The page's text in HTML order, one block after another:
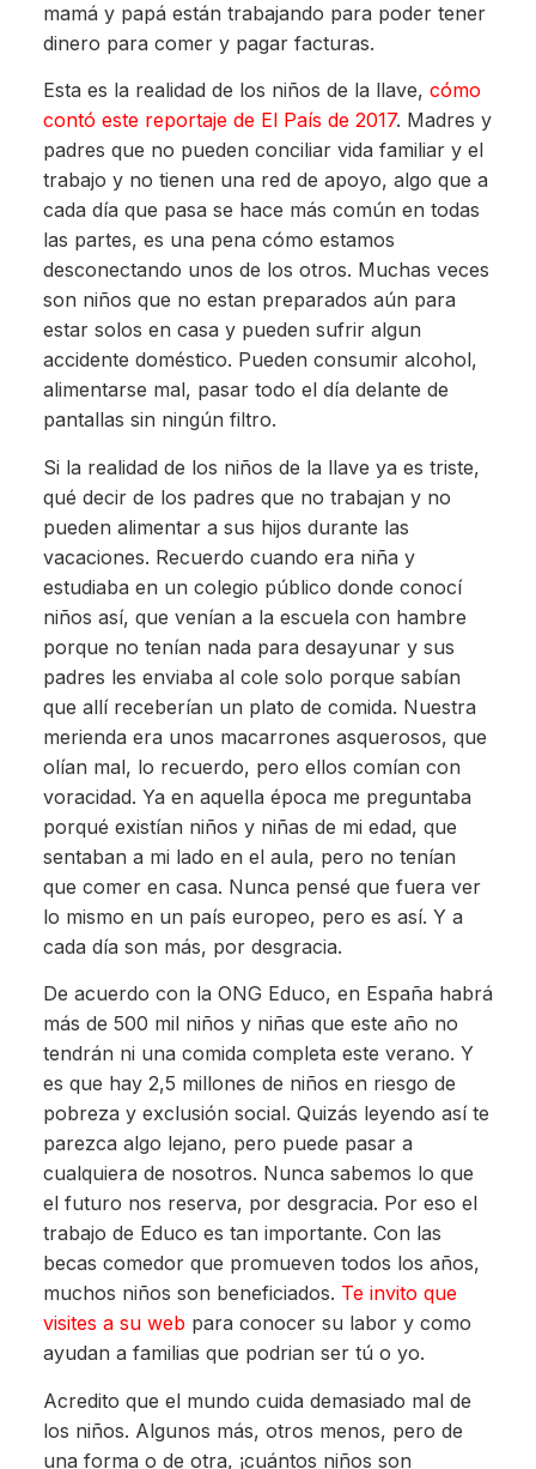
mamá y papá están trabajando para poder tener
dinero para comer y pagar facturas.
Esta es la realidad de los niños de la llave, cómo
contó este reportaje de El País de 2017. Madres y
padres que no pueden conciliar vida familiar y el
trabajo y no tienen una red de apoyo, algo que a
cada día que pasa se hace más común en todas
las partes, es una pena cómo estamos
desconectando unos de los otros. Muchas veces
son niños que no estan preparados aún para
estar solos en casa y pueden sufrir algun
accidente doméstico. Pueden consumir alcohol,
alimentarse mal, pasar todo el día delante de
pantallas sin ningún filtro.
Si la realidad de los niños de la llave ya es triste,
qué decir de los padres que no trabajan y no
pueden alimentar a sus hijos durante las
vacaciones. Recuerdo cuando era niña y
estudiaba en un colegio público donde conocí
niños así, que venían a la escuela con hambre
porque no tenían nada para desayunar y sus
padres les enviaba al cole solo porque sabían
que allí receberían un plato de comida. Nuestra
merienda era unos macarrones asquerosos, que
olían mal, lo recuerdo, pero ellos comían con
voracidad. Ya en aquella época me preguntaba
porqué existían niños y niñas de mi edad, que
sentaban a mi lado en el aula, pero no tenían
que comer en casa. Nunca pensé que fuera ver
lo mismo en un país europeo, pero es así. Y a
cada día son más, por desgracia.
De acuerdo con la ONG Educo, en España habrá
más de 500 mil niños y niñas que este año no
tendrán ni una comida completa este verano. Y
es que hay 2,5 millones de niños en riesgo de
pobreza y exclusión social. Quizás leyendo así te
parezca algo lejano, pero puede pasar a
cualquiera de nosotros. Nunca sabemos lo que
el futuro nos reserva, por desgracia. Por eso el
trabajo de Educo es tan importante. Con las
becas comedor que promueven todos los años,
muchos niños son beneficiados. Te invito que
visites a su web para conocer su labor y como
ayudan a familias que podrian ser tú o yo.
Acredito que el mundo cuida demasiado mal de
los niños. Algunos más, otros menos, pero de
una forma o de otra, ¡cuántos niños son